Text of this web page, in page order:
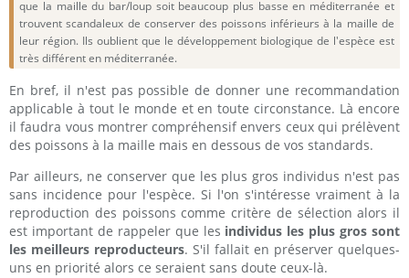
que la maille du bar/loup soit beaucoup plus basse en méditerranée et
trouvent scandaleux de conserver des poissons inférieurs à la maille de
leur région. Ils oublient que le développement biologique de l'espèce est
très différent en méditerranée.
En bref, il n'est pas possible de donner une recommandation
applicable à tout le monde et en toute circonstance. Là encore
il faudra vous montrer compréhensif envers ceux qui prélèvent
des poissons à la maille mais en dessous de vos standards.
Par ailleurs, ne conserver que les plus gros individus n'est pas
sans incidence pour l'espèce. Si l'on s'intéresse vraiment à la
reproduction des poissons comme critère de sélection alors il
est important de rappeler que les individus les plus gros sont
les meilleurs reproducteurs. S'il fallait en préserver quelques-
uns en priorité alors ce seraient sans doute ceux-là.